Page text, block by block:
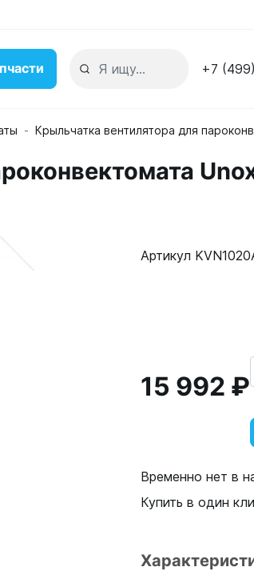
+7
Крыльчатка вентилятора для
501 KVN1020A
Артикул
15 992 ₽
Временно нет в
Купить в один